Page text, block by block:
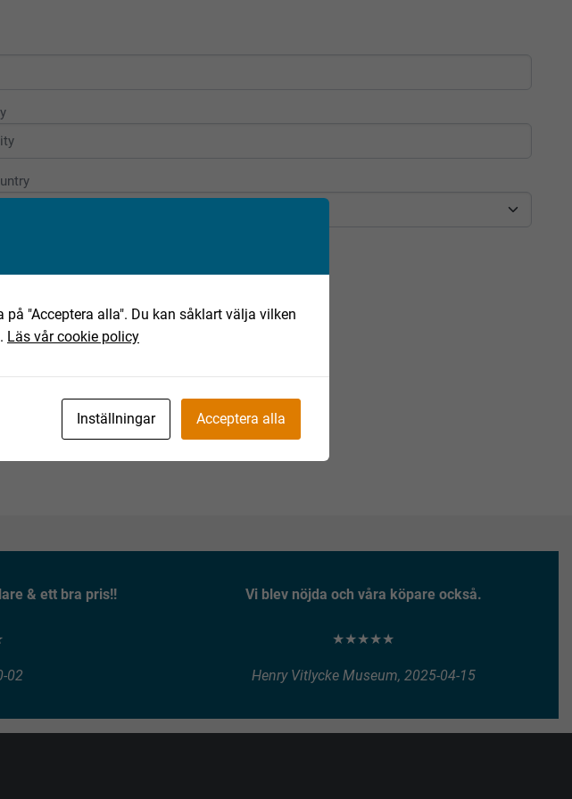
& ett bra pris!!
02
Vi blev nöjda och våra köpare också.
★★★★★
Henry Vitlycke Museum, 2025-04-15
"Acceptera alla". Du kan såklart välja vilken
Läs vår cookie policy
Inställningar Acceptera alla